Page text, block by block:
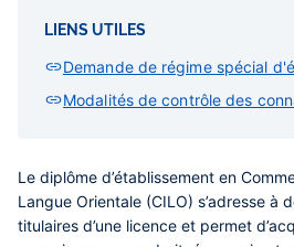
LIENS UTILES
Demande de régime spécial
Modalités de contrôle des
Le diplôme d’établissement en
Langue Orientale (CILO) s’adresse à
titulaires d’une licence et permet